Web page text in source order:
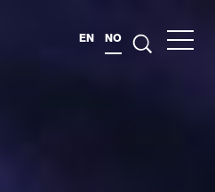
EN NO